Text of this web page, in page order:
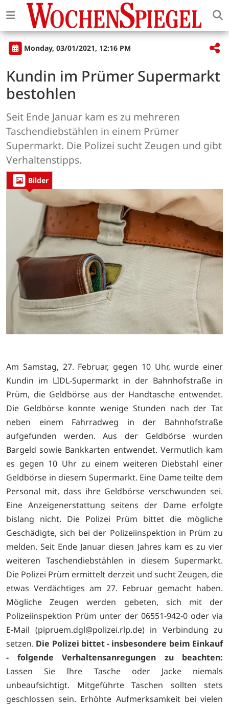
Monday, 03/01/2021, 12:16 PM
Kundin im Prümer Supermarkt
bestohlen
Seit Ende Januar kam es zu mehreren
Taschendiebstählen in einem Prümer
Supermarkt. Die Polizei sucht Zeugen und gibt
Verhaltenstipps.
Bilder
Am Samstag, 27. Februar, gegen 10 Uhr, wurde einer
Kundin im LIDL-Supermarkt in der Bahnhofstraße in
Prüm, die Geldbörse aus der Handtasche entwendet.
Die Geldbörse konnte wenige Stunden nach der Tat
neben einem Fahrradweg in der Bahnhofstraße
aufgefunden werden. Aus der Geldbörse wurden
Bargeld sowie Bankkarten entwendet. Vermutlich kam
es gegen 10 Uhr zu einem weiteren Diebstahl einer
Geldbörse in diesem Supermarkt. Eine Dame teilte dem
Personal mit, dass ihre Geldbörse verschwunden sei.
Eine Anzeigenerstattung seitens der Dame erfolgte
bislang nicht. Die Polizei Prüm bittet die mögliche
Geschädigte, sich bei der Polizeiinspektion in Prüm zu
melden. Seit Ende Januar diesen Jahres kam es zu vier
weiteren Taschendiebstählen in diesem Supermarkt.
Die Polizei Prüm ermittelt derzeit und sucht Zeugen, die
etwas Verdächtiges am 27. Februar gemacht haben.
Mögliche Zeugen werden gebeten, sich mit der
Polizeiinspektion Prüm unter der 06551-942-0 oder via
E-Mail (pipruem.dgl@polizei.rlp.de) in Verbindung zu
setzen. Die Polizei bittet - insbesondere beim Einkauf
- folgende Verhaltensanregungen zu beachten:
Lassen Sie Ihre Tasche oder Jacke niemals
unbeaufsichtigt. Mitgeführte Taschen sollten stets
geschlossen sein. Erhöhte Aufmerksamkeit bei vielen